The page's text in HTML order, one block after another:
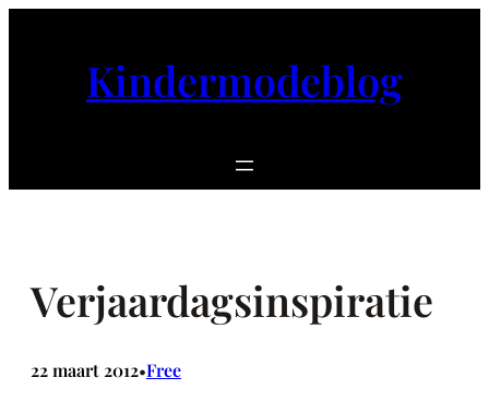
Kindermodeblog
Verjaardagsinspiratie
22 maart 2012•Free